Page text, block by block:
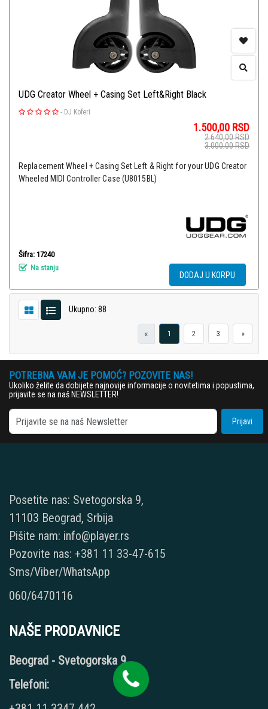
UDG Creator Wheel + Casing Set Left&Right Black
- DJ Koferi
1.500,00 RSD
2.640,00RSD
3.000,00RSD
Replacement Wheel + Casing Set Left & Right for your UDG Creator
Wheeled MIDI Controller Case (U8015BL)
Šifra: 17240
Na stanju
DODAJ U KORPU
Ukupno: 88
« 1 2 3 »
POTREBNA VAM JE POMOĆ? POZOVITE NAS!
Ukoliko želite da dobijete najnovije informacije o novitetima i popustima,
prijavite se na naš NEWSLETTER!
Prijavi
Posetite nas: Svetogorska 9,
11103 Beograd, Srbija
Pišite nam: info@player.rs
Pozovite nas: +381 11 33-47-615
Sms/Viber/WhatsApp
060/6470116
NAŠE PRODAVNICE
Beograd - Svetogorska 9
Telefoni: